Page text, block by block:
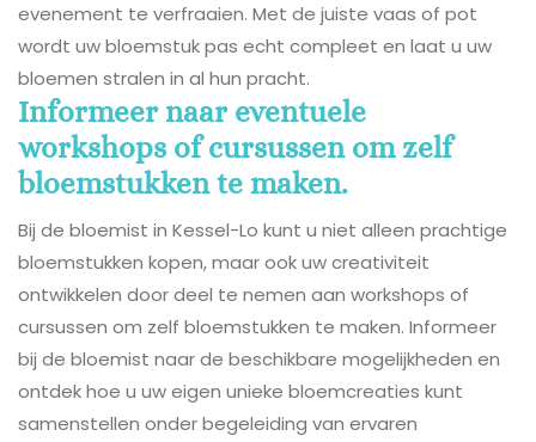
evenement te verfraaien. Met de juiste vaas of pot
wordt uw bloemstuk pas echt compleet en laat u uw
bloemen stralen in al hun pracht.
Informeer naar eventuele
workshops of cursussen om zelf
bloemstukken te maken.
Bij de bloemist in Kessel-Lo kunt u niet alleen prachtige
bloemstukken kopen, maar ook uw creativiteit
ontwikkelen door deel te nemen aan workshops of
cursussen om zelf bloemstukken te maken. Informeer
bij de bloemist naar de beschikbare mogelijkheden en
ontdek hoe u uw eigen unieke bloemcreaties kunt
samenstellen onder begeleiding van ervaren